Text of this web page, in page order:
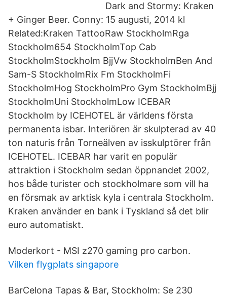
Dark and Stormy: Kraken
+ Ginger Beer. Conny: 15 augusti, 2014 kl
Related:Kraken TattooRaw StockholmRga
Stockholm654 StockholmTop Cab
StockholmStockholm BjjVw StockholmBen And
Sam-S StockholmRix Fm StockholmFi
StockholmHog StockholmPro Gym StockholmBjj
StockholmUni StockholmLow ICEBAR
Stockholm by ICEHOTEL är världens första
permanenta isbar. Interiören är skulpterad av 40
ton naturis från Torneälven av isskulptörer från
ICEHOTEL. ICEBAR har varit en populär
attraktion i Stockholm sedan öppnandet 2002,
hos både turister och stockholmare som vill ha
en försmak av arktisk kyla i centrala Stockholm.
Kraken använder en bank i Tyskland så det blir
euro automatiskt.
Moderkort - MSI z270 gaming pro carbon.
Vilken flygplats singapore
BarCelona Tapas & Bar, Stockholm: Se 230